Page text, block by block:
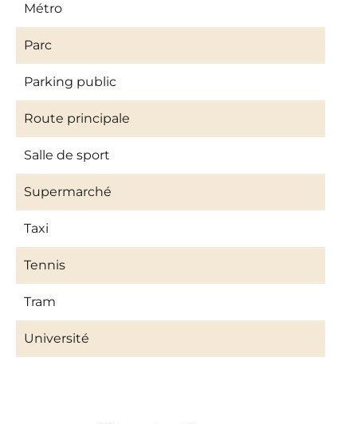
Métro
Parc
Parking public
Route principale
Salle de sport
Supermarché
Taxi
Tennis
Tram
Université